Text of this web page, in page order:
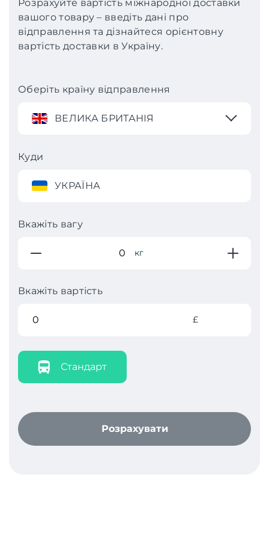
Розрахуйте вартість міжнародної доставки
вашого товару – введіть дані про
відправлення та дізнайтеся орієнтовну
вартість доставки в Україну.
Оберіть країну відправлення
ВЕЛИКА БРИТАНІЯ
Куди
УКРАЇНА
Вкажіть вагу
кг
Вкажіть вартість
£
Стандарт
Розрахувати